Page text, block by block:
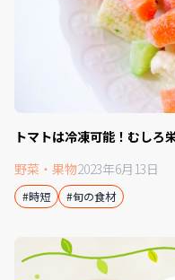
トマトは冷凍可能！むし
野菜・果物2023年6月13日
#時短 #旬の食材